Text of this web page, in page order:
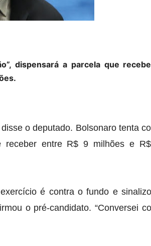
dispensará a parcela que
o deputado. Bolsonaro tenta
receber entre R$ 9 milhões e
é contra o fundo e
o pré-candidato. “Conversei